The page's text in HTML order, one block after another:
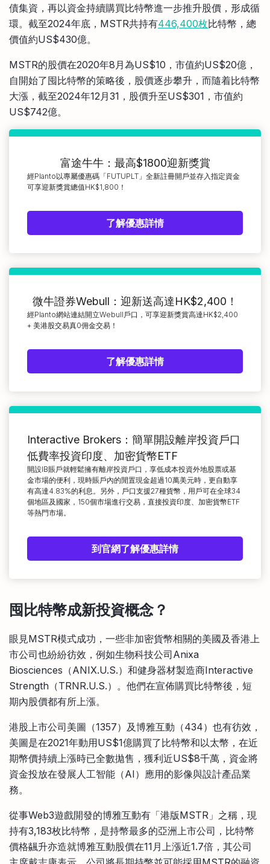
債集資，再以資金持續購買比特幣進一步推升股價，形成循
環。截至2024年底，MSTR共持有446,400枚比特幣，總
價值約US$430億。
MSTR的股價在2020年8月為US$10，市值約US$20億，
自開始了囤比特幣的策略後，股價逐步攀升，而隨着比特幣
大漲，截至2024年12月31，股價升至US$301，市值約
US$742億。
富途牛牛：最高$1800迎新獎賞
經Planto以專屬優惠碼「FUTUPLT」全新註冊開戶並存入指定資金
可享迎新獎賞總值HK$1,800！
了解優惠詳情
微牛證券Webull：迎新送高達HK$2,400！
經Planto網站連結開立Webull戶口，可享迎新獎賞高達HK$2,400
+ 美港股交易真0佣金交易！
了解優惠詳情
Interactive Brokers：簡單開設離岸投資戶口
低費率投資印度、加密貨幣ETF
開設IB賬戶就輕鬆擁有離岸投資戶口，享低成本投資外地股票或基
金市場的便利，現時賬戶內的閒置現金超過10萬美元時，更自動享
有高達4.83%的利息。另外，戶口支援27種貨幣，用戶可在全球34
個地區及國家，150個市場進行交易，直接投資印度、加密貨幣ETF
等熱門市場。
到官網了解優惠詳情
囤 比特幣成新投資概念？
眼見MSTR模式成功，一些非加密貨幣相關的美國及香港上
市公司也紛紛彷效，例如生物科技公司Anixa
Biosciences（ANIX.U.S.）和健身器材製造商Interactive
Strength（TRNR.U.S.）。他們在宣佈購買比特幣後，短
期內股價都有所上漲。
港股上市公司美圖（1357）及博雅互動（434）也有彷效，
美圖是在2021年動用US$1億購買了比特幣和以太幣，在近
期幣價持續上漲時已全數拋售，獲利近US$8千萬，資金將
資金投放在發展人工智能（AI）應用的影像與設計產品業
務。
從事Web3遊戲開發的博雅互動有「港版MSTR」之稱，現
持有3,183枚比特幣，是持幣最多的亞洲上市公司，比特幣
價格飊升亦造就博雅互動股價在11月上漲近1.7倍，其公司